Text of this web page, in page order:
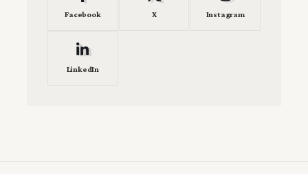
Facebook X Instagram
LinkedIn